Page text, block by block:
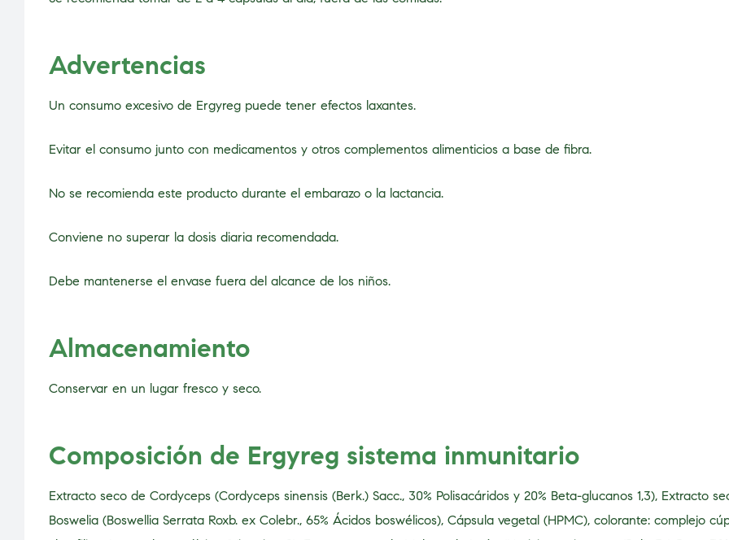
Advertencias
Un consumo excesivo de Ergyreg puede tener efectos laxantes.
Evitar el consumo junto con medicamentos y otros complementos alimenticios a base de fibra.
No se recomienda este producto durante el embarazo o la lactancia.
Conviene no superar la dosis diaria recomendada.
Debe mantenerse el envase fuera del alcance de los niños.
Almacenamiento
Conservar en un lugar fresco y seco.
Composición de Ergyreg sistema inmunitario
Extracto seco de Cordyceps (Cordyceps sinensis (Berk.) Sacc., 30% Polisacáridos y 20% Beta-glucanos 1,3), Extracto
Boswelia (Boswellia Serrata Roxb. ex Colebr., 65% Ácidos boswélicos), Cápsula vegetal (HPMC), colorante: complejo